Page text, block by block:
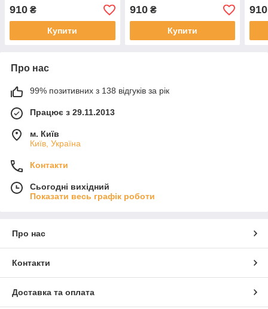
910 ₴
Купити
910₴
Купити
910
Про нас
99% позитивних з 138 відгуків за рік
Працює з 29.11.2013
м. Київ
Київ, Україна
Контакти
Сьогодні вихідний
Показати весь графік роботи
Про нас
Контакти
Доставка та оплата